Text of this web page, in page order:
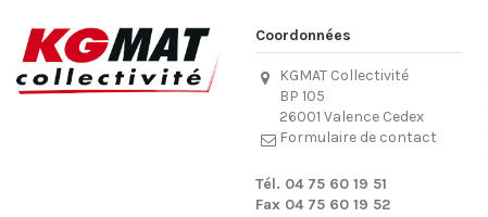
Coordonnées
KGMAT Collectivité
BP 105
26001 Valence Cedex
Formulaire de contact
Tél. 04 75 60 19 51
Fax 04 75 60 19 52